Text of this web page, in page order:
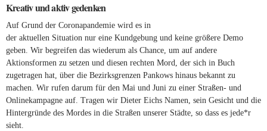
Kreativ und aktiv gedenken
Auf Grund der Coronapandemie wird es in
der aktuellen Situation nur eine Kundgebung und keine größere Demo
geben. Wir begreifen das wiederum als Chance, um auf andere
Aktionsformen zu setzen und diesen rechten Mord, der sich in Buch
zugetragen hat, über die Bezirksgrenzen Pankows hinaus bekannt zu
machen. Wir rufen darum für den Mai und Juni zu einer Straßen- und
Onlinekampagne auf. Tragen wir Dieter Eichs Namen, sein Gesicht und die
Hintergründe des Mordes in die Straßen unserer Städte, so dass es jede*r
sieht.